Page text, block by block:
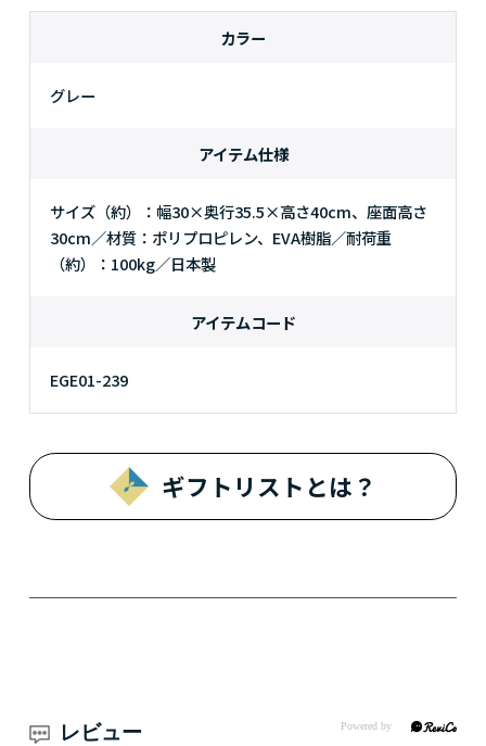
カラー
グレー
アイテム仕様
サイズ（約）：幅30×奥行35.5×高さ40cm、座面高さ
30cm／材質：ポリプロピレン、EVA樹脂／耐荷重
（約）：100kg／日本製
アイテムコード
EGE01-239
ギフトリストとは？
レビュー